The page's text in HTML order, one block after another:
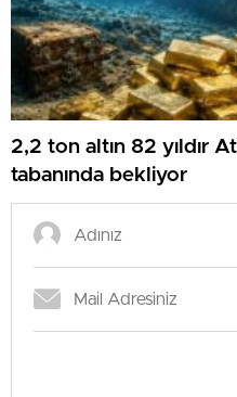
2,2 ton altın 82 yıldır
tabanında bekliyor